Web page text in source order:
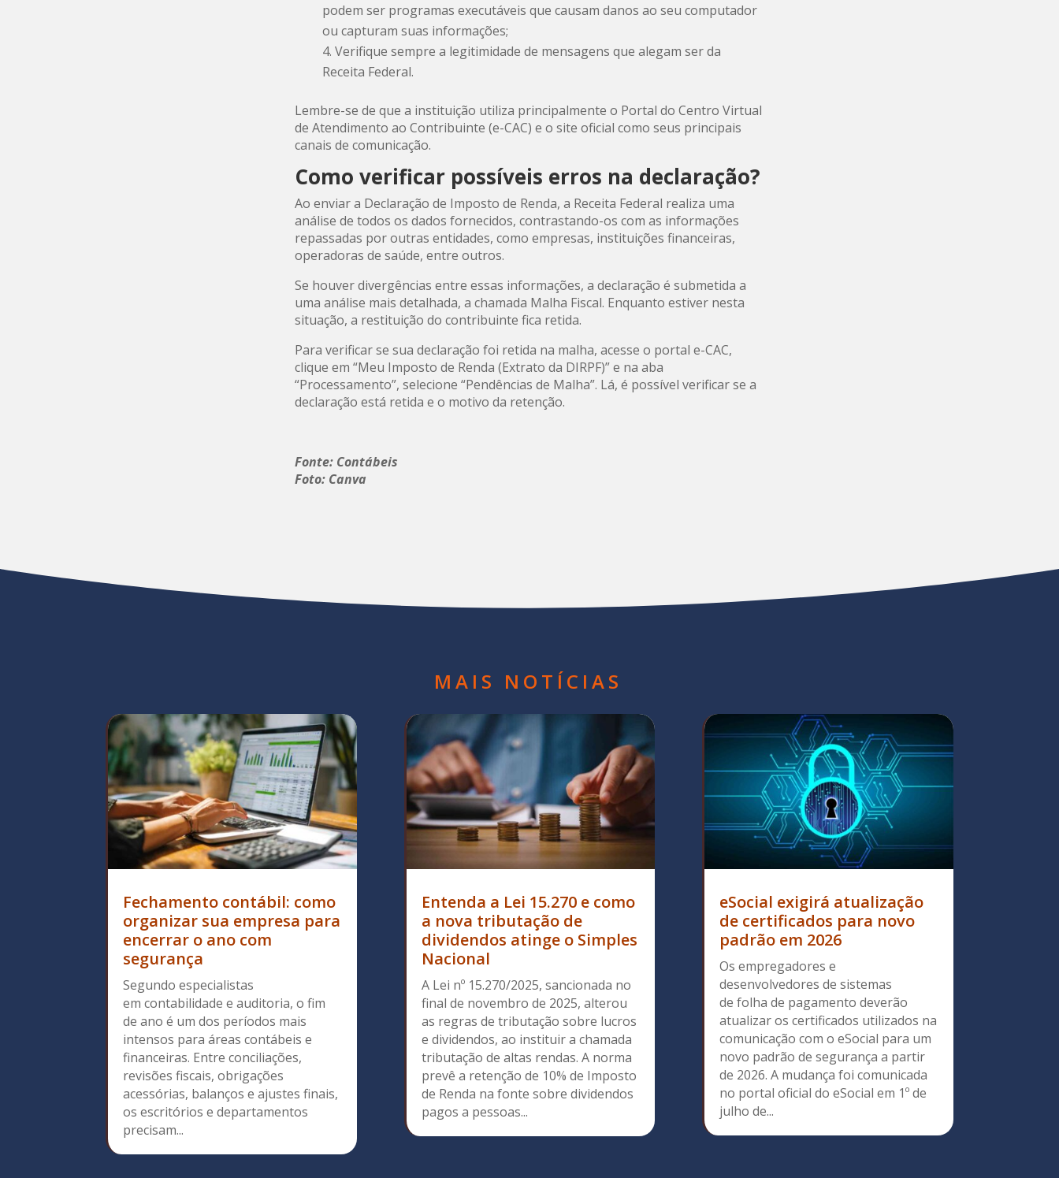
podem ser programas executáveis que causam danos ao seu computador
ou capturam suas informações;
Verifique sempre a legitimidade de mensagens que alegam ser da
Receita Federal.
Lembre-se de que a instituição utiliza principalmente o Portal do Centro Virtual
de Atendimento ao Contribuinte (e-CAC) e o site oficial como seus principais
canais de comunicação.
Como verificar possíveis erros na declaração?
Ao enviar a Declaração de Imposto de Renda, a Receita Federal realiza uma
análise de todos os dados fornecidos, contrastando-os com as informações
repassadas por outras entidades, como empresas, instituições financeiras,
operadoras de saúde, entre outros.
Se houver divergências entre essas informações, a declaração é submetida a
uma análise mais detalhada, a chamada Malha Fiscal. Enquanto estiver nesta
situação, a restituição do contribuinte fica retida.
Para verificar se sua declaração foi retida na malha, acesse o portal e-CAC,
clique em “Meu Imposto de Renda (Extrato da DIRPF)” e na aba
“Processamento”, selecione “Pendências de Malha”. Lá, é possível verificar se a
declaração está retida e o motivo da retenção.
Fonte: Contábeis
Foto: Canva
MAIS NOTÍCIAS
Fechamento contábil: como
organizar sua empresa para
encerrar o ano com
segurança
Segundo especialistas
em contabilidade e auditoria, o fim
de ano é um dos períodos mais
intensos para áreas contábeis e
financeiras. Entre conciliações,
revisões fiscais, obrigações
acessórias, balanços e ajustes finais,
os escritórios e departamentos
precisam...
Entenda a Lei 15.270 e como
a nova tributação de
dividendos atinge o Simples
Nacional
A Lei nº 15.270/2025, sancionada no
final de novembro de 2025, alterou
as regras de tributação sobre lucros
e dividendos, ao instituir a chamada
tributação de altas rendas. A norma
prevê a retenção de 10% de Imposto
de Renda na fonte sobre dividendos
pagos a pessoas...
eSocial exigirá atualização
de certificados para novo
padrão em 2026
Os empregadores e
desenvolvedores de sistemas
de folha de pagamento deverão
atualizar os certificados utilizados na
comunicação com o eSocial para um
novo padrão de segurança a partir
de 2026. A mudança foi comunicada
no portal oficial do eSocial em 1º de
julho de...